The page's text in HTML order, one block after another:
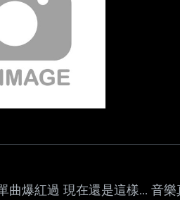
爆紅過 現在還是這樣... 音